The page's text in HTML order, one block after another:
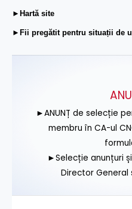
►Hartă site
►Fii pregătit pentru situații de
►ANUNȚ de selecție
membru în CA-ul
►Selecție anunțuri
Director General